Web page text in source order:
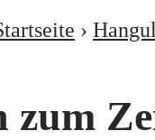
›
zum